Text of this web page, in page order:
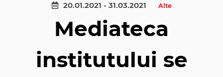
20.01.2021 - 31.03.2021 Alte
Mediateca
institutului se